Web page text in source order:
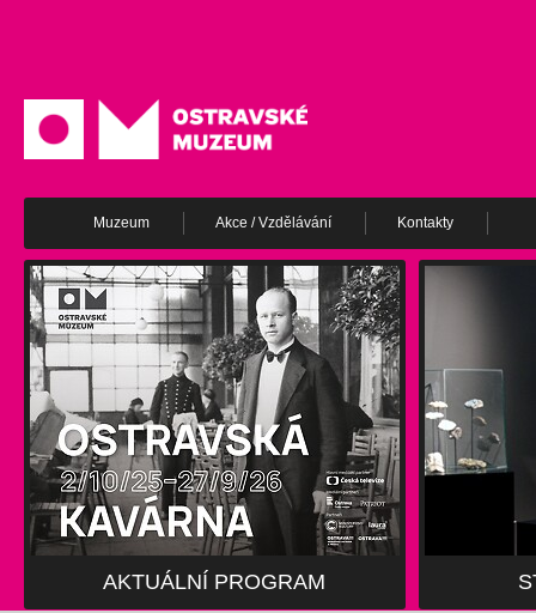
Muzeum Akce / Vzdělávání Kontakty
AKTUÁLNÍ PROGRAM
AKTUÁLNÍ PROGRAM